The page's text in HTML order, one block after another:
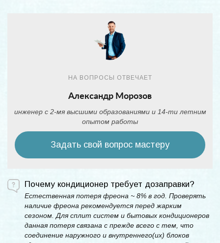
НА ВОПРОСЫ ОТВЕЧАЕТ
Александр Морозов
инженер с 2-мя высшими образованиями и 14-ти летним
опытом работы
Задать свой вопрос мастеру
Почему кондиционер требует дозаправки?
Естественная потеря фреона ~ 8% в год. Проверять
наличие фреона рекомендуется перед жарким
сезоном. Для сплит систем и бытовых кондиционеров
данная потеря связана с прежде всего с тем, что
соединение наружного и внутреннего(их) блоков